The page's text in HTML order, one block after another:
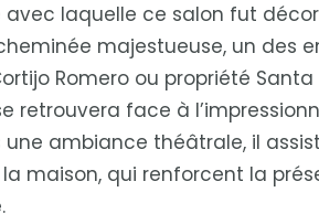
avec laquelle ce salon fut
majestueuse, un des
Romero ou propriété Santa
retrouvera face à
ambiance théâtrale, il
maison, qui renforcent la